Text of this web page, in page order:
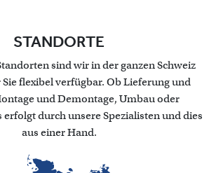
STANDORTE
sind wir in der ganzen Schweiz
flexibel verfügbar. Ob Lieferung und
und Demontage, Umbau oder
erfolgt durch unsere Spezialisten und dies
aus einer Hand.